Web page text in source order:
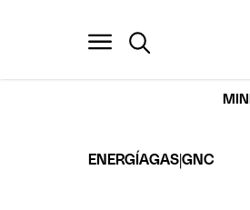
ENERGÍAGAS|GNC